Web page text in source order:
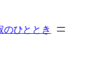
ひととき